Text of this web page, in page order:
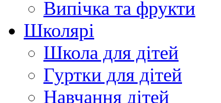
Випічка та фрукти
Школярі
Школа для дітей
Гуртки для дітей
Навчання дітей